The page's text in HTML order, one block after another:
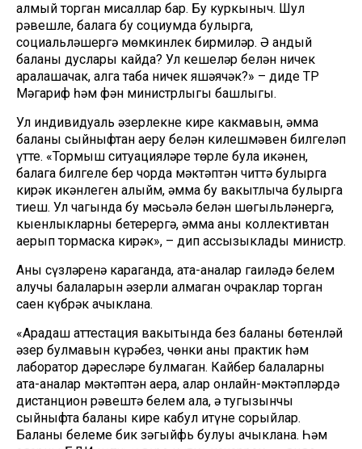
алмый торган мисаллар бар. Бу куркыныч. Шул
рәвешле, балага бу социумда булырга,
социальләшергә мөмкинлек бирмиләр. Ә андый
баланың дуслары кайда? Ул кешеләр белән ничек
аралашачак, алга таба ничек яшәячәк?» – диде ТР
Мәгариф һәм фән министрлыгы башлыгы.
Ул индивидуаль әзерлекне кире какмавын, әмма
баланы сыйныфтан аеру белән килешмәвен билгеләп
үтте. «Тормыш ситуацияләре төрле була икәнен,
балага билгеле бер чорда мәктәптән читтә булырга
кирәк икәнлеген аңлыйм, әмма бу вакытлыча булырга
тиеш. Ул чагында бу мәсьәлә белән шөгыльләнергә,
кыенлыкларны бетерергә, әмма аны коллективтан
аерып тормаска кирәк», – дип ассызыклады министр.
Аның сүзләренә караганда, ата-аналар гаиләдә белем
алучы балаларын әзерли алмаган очраклар торган
саен күбрәк ачыклана.
«Арадаш аттестация вакытында без баланың бөтенләй
әзер булмавын күрәбез, чөнки аның практик һәм
лаборатор дәресләре булмаган. Кайбер балаларны
ата-аналар мәктәптән аера, алар онлайн-мәктәпләрдә
дистанцион рәвештә белем ала, ә тугызынчы
сыйныфта баланы кире кабул итүне сорыйлар.
Баланың белеме бик зәгыйфь булуы ачыклана. Һәм